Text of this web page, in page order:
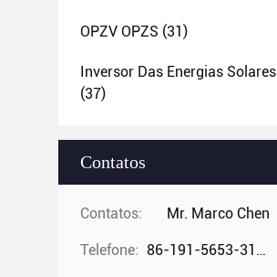
OPZV OPZS (31)
Inversor Das Energias Solares
(37)
Contatos
Contatos: Mr. Marco Chen
Telefone: 86-191-5653-3194